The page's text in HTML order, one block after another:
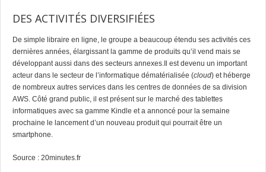
DES ACTIVITÉS DIVERSIFIÉES
De simple libraire en ligne, le groupe a beaucoup étendu ses activités ces
dernières années, élargissant la gamme de produits qu’il vend mais se
développant aussi dans des secteurs annexes.Il est devenu un important
acteur dans le secteur de l’informatique dématérialisée (cloud) et héberge
de nombreux autres services dans les centres de données de sa division
AWS. Côté grand public, il est présent sur le marché des tablettes
informatiques avec sa gamme Kindle et a annoncé pour la semaine
prochaine le lancement d’un nouveau produit qui pourrait être un
smartphone.
Source : 20minutes.fr